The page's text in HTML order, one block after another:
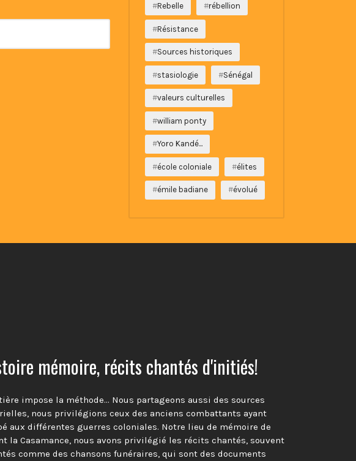
Rebelle rébellion
Résistance
Sources historiques
stasiologie Sénégal
valeurs culturelles
william ponty
Yoro Kandé...
école coloniale élites
émile badiane évolué
mémoire, récits chantés d'initiés!
impose la méthode… Nous partageons aussi des sources
nous privilégions ceux des anciens combattants ayant
aux différentes guerres coloniales. Notre lieu de mémoire de
la Casamance, nous avons privilégié les récits chantés, souvent
comme des chansons funéraires, qui sont des documents